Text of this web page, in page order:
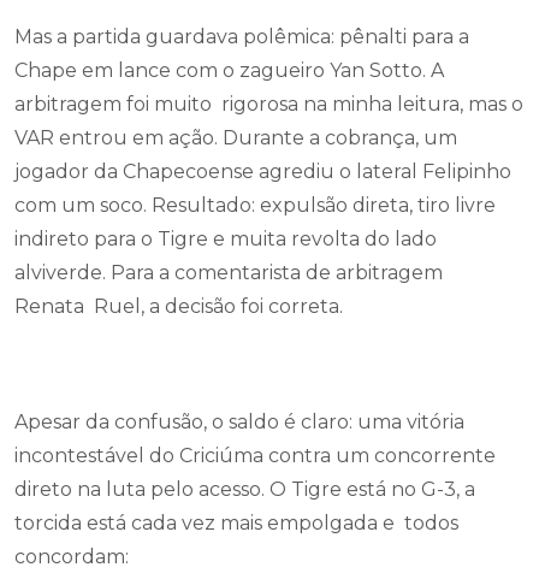
Mas a partida guardava polêmica: pênalti para a
Chape em lance com o zagueiro Yan Sotto. A
arbitragem foi muito rigorosa na minha leitura, mas o
VAR entrou em ação. Durante a cobrança, um
jogador da Chapecoense agrediu o lateral Felipinho
com um soco. Resultado: expulsão direta, tiro livre
indireto para o Tigre e muita revolta do lado
alviverde. Para a comentarista de arbitragem
Renata Ruel, a decisão foi correta.
Apesar da confusão, o saldo é claro: uma vitória
incontestável do Criciúma contra um concorrente
direto na luta pelo acesso. O Tigre está no G-3, a
torcida está cada vez mais empolgada e todos
concordam: